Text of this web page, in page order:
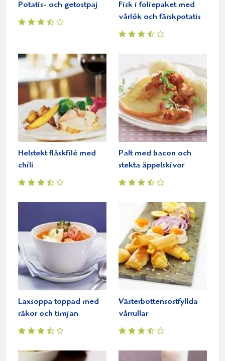
Potatis- och getostpaj
Fisk i foliepaket med
vårlök och färskpotatis
Helstekt fläskfilé med
chili
Palt med bacon och
stekta äppelskivor
Laxsoppa toppad med
räkor och timjan
Västerbottensostfyllda
vårrullar